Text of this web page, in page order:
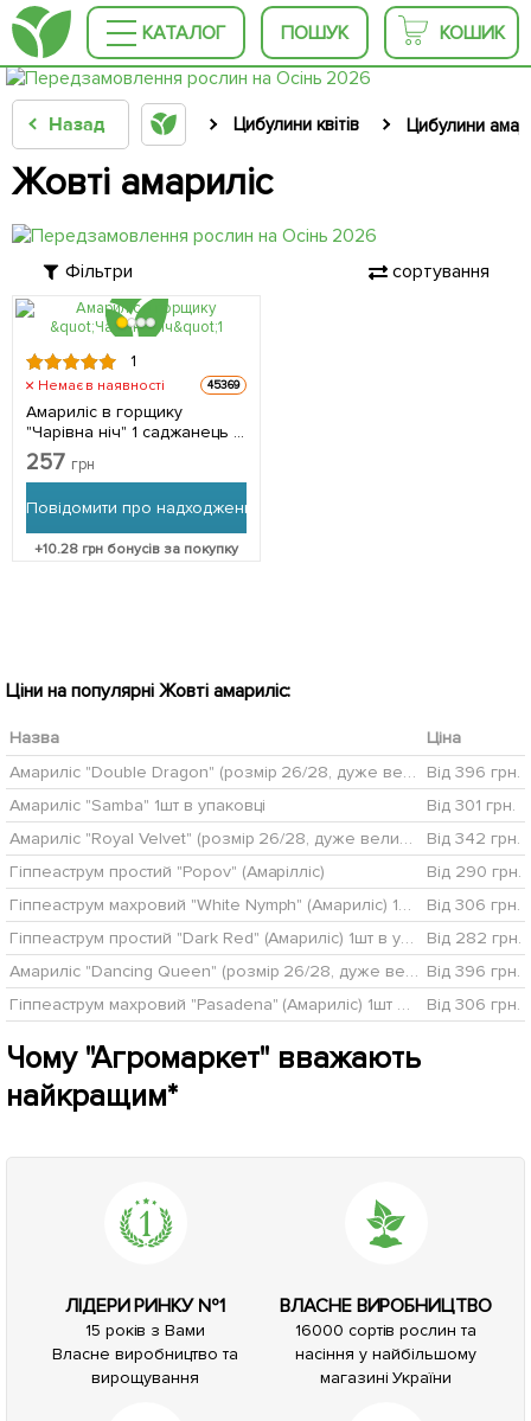
КАТАЛОГ ПОШУК КОШИК
Назад Цибулини квітів Цибулини
Жовті амариліс
Фільтри сортування
1
Немає в наявності 45369
Амариліс в горщику
"Чарівна ніч" 1 саджанець в
упаковці
257 грн
Повідомити про надходження
+10.28грн бонусів за покупку
Ціни на популярні Жовті амариліс:
Назва
Ціна
Амариліс "Double Dragon" (розмір 26/28, дуже великий) 1шт в упаковці
Від 396 грн.
Амариліс "Samba" 1шт в упаковці
Від 301 грн.
Амариліс "Royal Velvet" (розмір 26/28, дуже великий) 1шт в упаковці
Від 342 грн.
Гіппеаструм простий "Popov" (Амарілліс)
Від 290 грн.
Гіппеаструм махровий "White Nymph" (Амариліс) 1шт в упаковці
Від 306 грн.
Гіппеаструм простий "Dark Red" (Амариліс) 1шт в упаковці
Від 282 грн.
Амариліс "Dancing Queen" (розмір 26/28, дуже великий) 1шт в упаковці Від 396 грн.
Гіппеаструм махровий "Pasadena" (Амариліс) 1шт в упаковці
Від 306 грн.
Чому "Агромаркет" вважають
найкращим*
ЛІДЕРИ РИНКУ №1
15 років з Вами
Власне виробництво та
вирощування
ВЛАСНЕ ВИРОБНИЦТВО
16000 сортів рослин та
насіння у найбільшому
магазині України